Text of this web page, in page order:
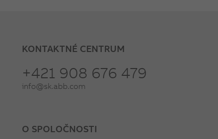
KONTAKTNÉ CENTRUM
+421 908 676 479
info@sk.abb.com
O SPOLOČNOSTI